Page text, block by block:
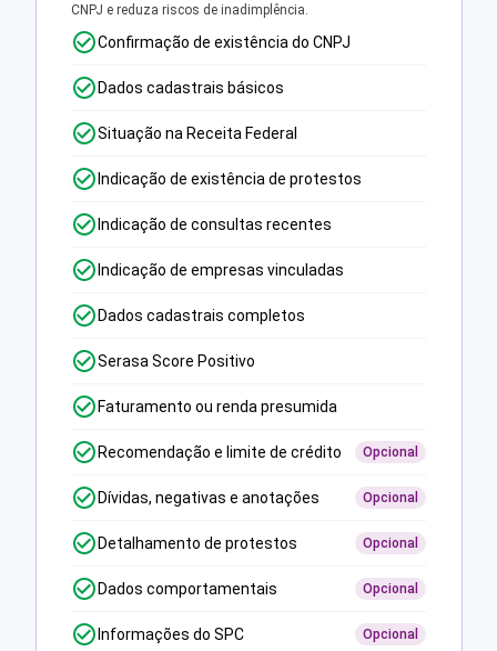
CNPJ e reduza riscos de inadimplência.
Confirmação de existência do CNPJ
Dados cadastrais básicos
Situação na Receita Federal
Indicação de existência de protestos
Indicação de consultas recentes
Indicação de empresas vinculadas
Dados cadastrais completos
Serasa Score Positivo
Faturamento ou renda presumida
Recomendação e limite de crédito Opcional
Dívidas, negativas e anotações Opcional
Detalhamento de protestos Opcional
Dados comportamentais Opcional
Informações do SPC Opcional